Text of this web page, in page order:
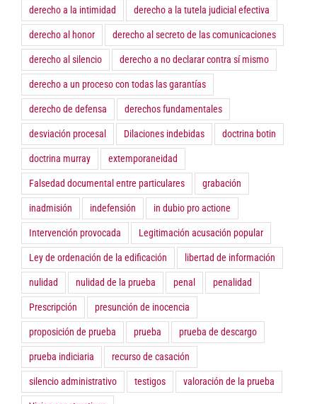
derecho a la intimidad derecho a la tutela judicial efectiva
derecho al honor derecho al secreto de las comunicaciones
derecho al silencio derecho a no declarar contra sí mismo
derecho a un proceso con todas las garantías
derecho de defensa derechos fundamentales
desviación procesal Dilaciones indebidas doctrina botin
doctrina murray extemporaneidad
Falsedad documental entre particulares grabación
inadmisión indefensión in dubio pro actione
Intervención provocada Legitimación acusación popular
Ley de ordenación de la edificación libertad de información
nulidad nulidad de la prueba penal penalidad
Prescripción presunción de inocencia
proposición de prueba prueba prueba de descargo
prueba indiciaria recurso de casación
silencio administrativo testigos valoración de la prueba